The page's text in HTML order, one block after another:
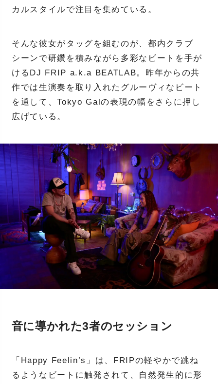
カルスタイルで注目を集めている。
そんな彼女がタッグを組むのが、都内クラブ
シーンで研鑽を積みながら多彩なビートを手が
けるDJ FRIP a.k.a BEATLAB。昨年からの共
作では生演奏を取り入れたグルーヴィなビート
を通して、Tokyo Galの表現の幅をさらに押し
広げている。
音に導かれた3者のセッション
「Happy Feelin’s」は、FRIPの軽やかで跳ね
るようなビートに触発されて、自然発生的に形